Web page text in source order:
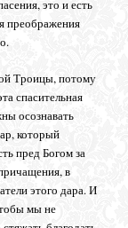
это и есть
преображения
Троицы, потому
спасительная
осознавать
который
пред Богом за
в
этого дара. И
мы не